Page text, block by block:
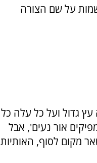
על שם הצורה
גדול ועל כל עלה כל
אור נעים', אבל
מקום לסוף, האותיות